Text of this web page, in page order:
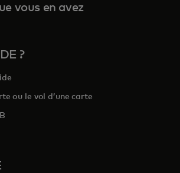
vous en avez
?
ou le vol d’une carte